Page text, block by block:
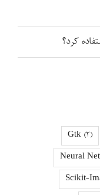
کرد؟
Gtk (2)
Neural
Scikit-